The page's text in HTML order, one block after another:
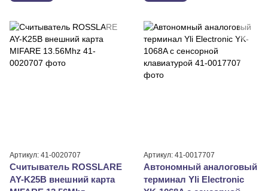
Артикул: 41-0020707
Считыватель ROSSLARE
AY-K25B внешний карта
Артикул: 41-0017707
Автономный аналоговый
терминал Yli Electronic